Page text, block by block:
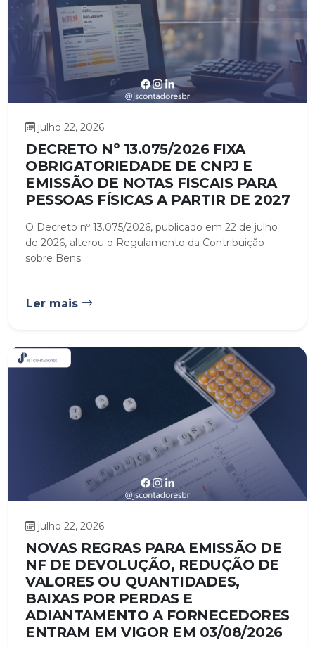
julho 22, 2026
DECRETO Nº 13.075/2026 FIXA
OBRIGATORIEDADE DE CNPJ E
EMISSÃO DE NOTAS FISCAIS PARA
PESSOAS FÍSICAS A PARTIR DE 2027
O Decreto nº 13.075/2026, publicado em 22 de julho
de 2026, alterou o Regulamento da Contribuição
sobre Bens...
Ler mais
julho 22, 2026
NOVAS REGRAS PARA EMISSÃO DE
NF DE DEVOLUÇÃO, REDUÇÃO DE
VALORES OU QUANTIDADES,
BAIXAS POR PERDAS E
ADIANTAMENTO A FORNECEDORES
ENTRAM EM VIGOR EM 03/08/2026